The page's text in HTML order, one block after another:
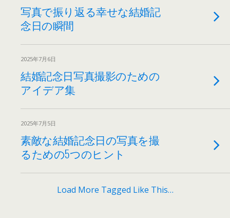
写真で振り返る幸せな結婚記
念日の瞬間
2025年7月6日
結婚記念日写真撮影のための
アイデア集
2025年7月5日
素敵な結婚記念日の写真を撮
るための5つのヒント
Load More Tagged Like This…